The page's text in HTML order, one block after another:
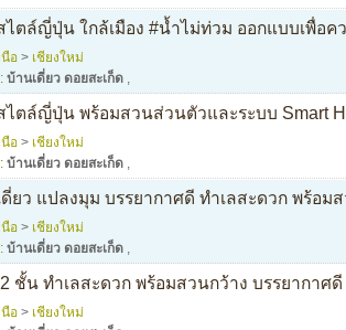
ตล์ญี่ปุ่น ใกล้เมือง #น้ำไม่ท่วม ออกแบบเพื่อค
อ > เชียงใหม่
บ้านเดี่ยว ดอยสะเก็ด ,
ตล์ญี่ปุ่น พร้อมสวนส่วนตัวและระบบ Smart
อ > เชียงใหม่
บ้านเดี่ยว ดอยสะเก็ด ,
ยว แปลงมุม บรรยากาศดี ทำเลสะดวก พร้อม
อ > เชียงใหม่
บ้านเดี่ยว ดอยสะเก็ด ,
ชั้น ทำเลสะดวก พร้อมสวนกว้าง บรรยากาศดี
อ > เชียงใหม่